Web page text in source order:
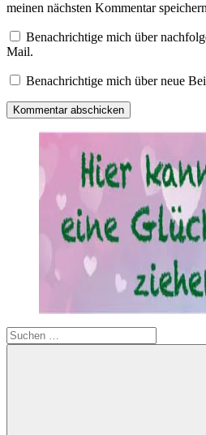
meinen nächsten Kommentar
Benachrichtige mich über
Mail.
Benachrichtige mich über neue
Suchen
nach: